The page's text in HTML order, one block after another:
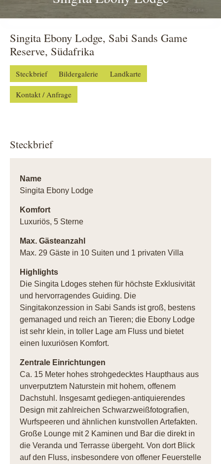
© Singita
Singita Ebony Lodge, Sabi Sands Game
Reserve, Südafrika
Steckbrief Bildergalerie Landkarte
Kontakt / Anfrage
Steckbrief
Name
Singita Ebony Lodge
Komfort
Luxuriös, 5 Sterne
Max. Gästeanzahl
Max. 29 Gäste in 10 Suiten und 1 privaten Villa
Highlights
Die Singita Ldoges stehen für höchste Exklusivität
und hervorragendes Guiding. Die
Singitakonzession in Sabi Sands ist groß, bestens
gemanaged und reich an Tieren; die Ebony Lodge
ist sehr klein, in toller Lage am Fluss und bietet
einen luxuriösen Komfort.
Zentrale Einrichtungen
Ca. 15 Meter hohes strohgedecktes Haupthaus aus
unverputztem Naturstein mit hohem, offenem
Dachstuhl. Insgesamt gediegen-antiquierendes
Design mit zahlreichen Schwarzweißfotografien,
Wurfspeeren und ähnlichen kunstvollen Artefakten.
Große Lounge mit 2 Kaminen und Bar die direkt in
die Veranda und Terrasse übergeht. Von dort Blick
auf den Fluss, insbesondere von offener Feuerstelle